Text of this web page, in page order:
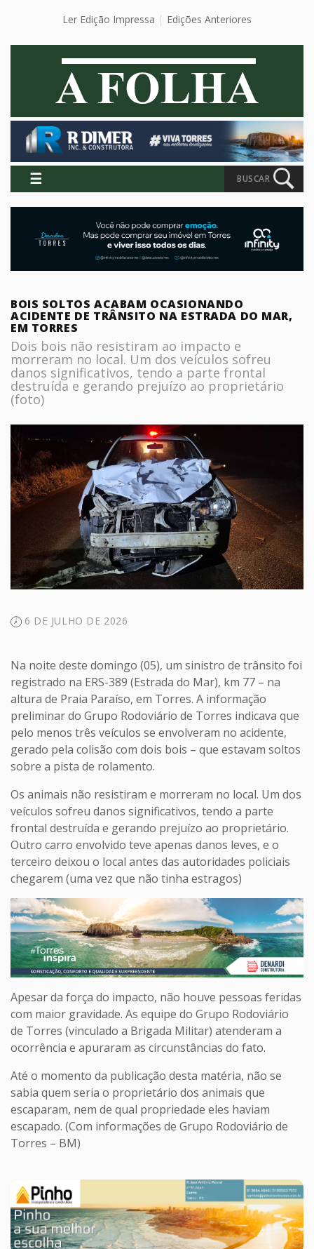
Ler Edição Impressa Edições Anteriores
☰ BUSCAR
BOIS SOLTOS ACABAM OCASIONANDO
ACIDENTE DE TRÂNSITO NA ESTRADA DO MAR,
EM TORRES
Dois bois não resistiram ao impacto e
morreram no local. Um dos veículos sofreu
danos significativos, tendo a parte frontal
destruída e gerando prejuízo ao proprietário
(foto)
6 DE JULHO DE 2026
Na noite deste domingo (05), um sinistro de trânsito foi
registrado na ERS-389 (Estrada do Mar), km 77 – na
altura de Praia Paraíso, em Torres. A informação
preliminar do Grupo Rodoviário de Torres indicava que
pelo menos três veículos se envolveram no acidente,
gerado pela colisão com dois bois – que estavam soltos
sobre a pista de rolamento.
Os animais não resistiram e morreram no local. Um dos
veículos sofreu danos significativos, tendo a parte
frontal destruída e gerando prejuízo ao proprietário.
Outro carro envolvido teve apenas danos leves, e o
terceiro deixou o local antes das autoridades policiais
chegarem (uma vez que não tinha estragos)
Apesar da força do impacto, não houve pessoas feridas
com maior gravidade. As equipe do Grupo Rodoviário
de Torres (vinculado a Brigada Militar) atenderam a
ocorrência e apuraram as circunstâncias do fato.
Até o momento da publicação desta matéria, não se
sabia quem seria o proprietário dos animais que
escaparam, nem de qual propriedade eles haviam
escapado. (Com informações de Grupo Rodoviário de
Torres – BM)